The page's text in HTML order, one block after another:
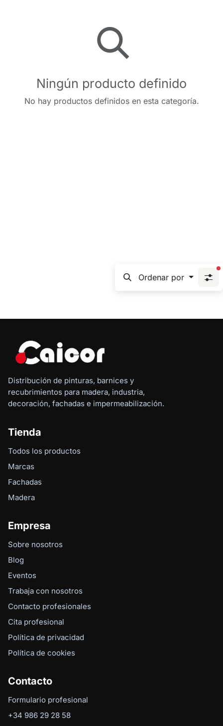
Ningún producto definido
No hay productos definidos en esta categoría.
Ordenar por
Distribución de pinturas, barnices y
recubrimientos para madera, industria,
decoración, fachadas e impermeabilización.
Tienda
Todos los productos
Marcas
Fachadas
Madera
Empresa
Sobre nosotros
Blog
Eventos
Trabaja con nosotros
Contacto profesionales
Cita profesional
Política de privacidad
Política de cookies
Contacto
Formulario profesional
+34 986 29 28 58